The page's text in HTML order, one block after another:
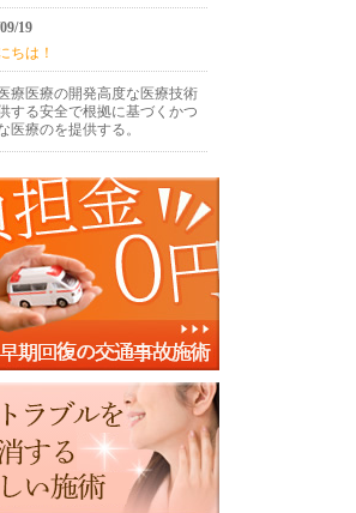
19
ちは！
療医療の開発高度な医療技術
する安全で根拠に基づくかつ
医療のを提供する。